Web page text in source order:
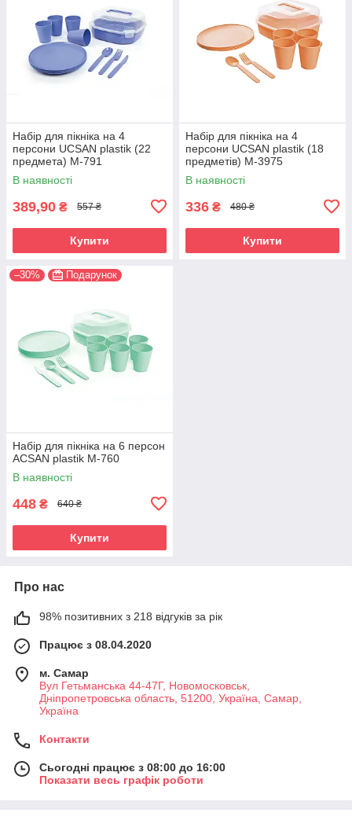
Набір для пікніка на 4
персони UCSAN plastik (22
предмета) M-791
В наявності
389,90 ₴ 557 ₴
Купити
Набір для пікніка на 4
персони UCSAN plastik (18
предметів) M-3975
В наявності
336 ₴ 480 ₴
Купити
–30% Подарунок
Набір для пікніка на 6 персон
ACSAN plastik M-760
В наявності
448 ₴ 640 ₴
Купити
Про нас
98% позитивних з 218 відгуків за рік
Працює з 08.04.2020
м. Самар
Вул Гетьманська 44-47Г, Новомосковськ,
Днiпропетровська область, 51200, Україна, Самар,
Україна
Контакти
Сьогодні працює з 08:00 до 16:00
Показати весь графік роботи